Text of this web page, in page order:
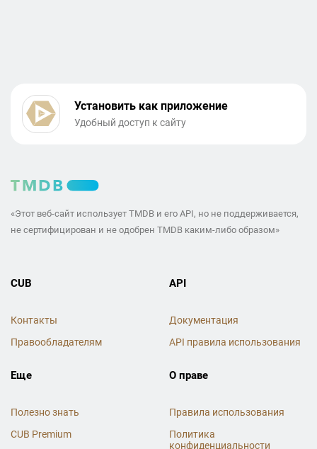
Установить как приложение
Удобный доступ к сайту
«Этот веб-сайт использует TMDB и его API, но не поддерживается,
не сертифицирован и не одобрен TMDB каким-либо образом»
CUB
Контакты
Правообладателям
API
Документация
API правила использования
Еще
Полезно знать
CUB Premium
О праве
Правила использования
Политика
конфиденциальности